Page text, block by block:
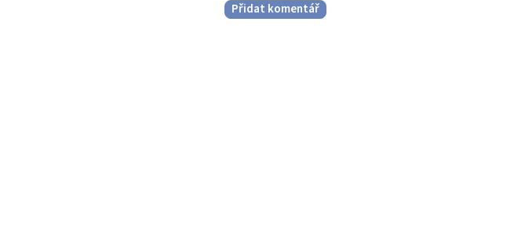
Přidat komentář